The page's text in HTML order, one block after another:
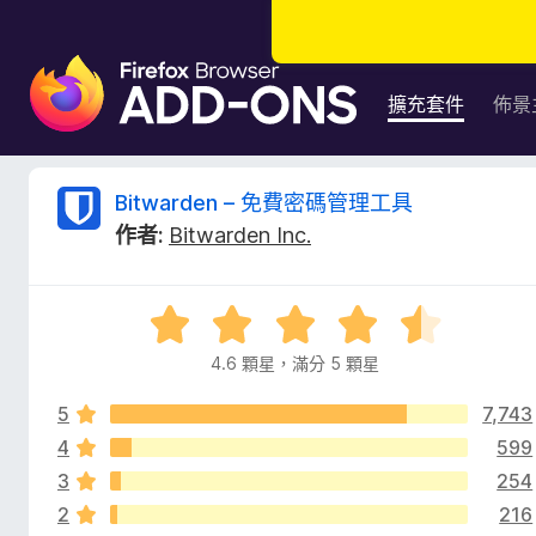
F
i
e
擴充套件 佈景
B
a
r
Bitwarden – 免費密碼管理工具
作者: Bitwarden Inc.
評
價
分
，
滿
4.6 顆星，滿分 5 顆星
5
7,743
4
599
3
254
2
216